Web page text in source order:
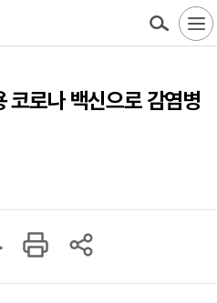
코로나 백신으로 감염병